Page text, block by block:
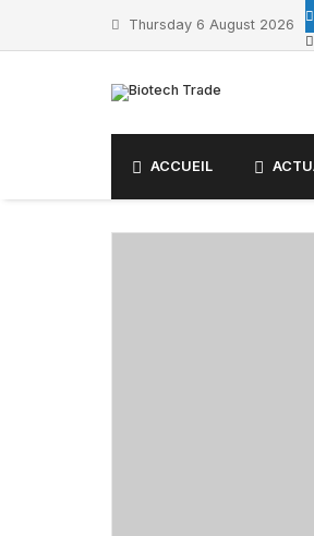
content
Thursday 6 August 2026
ACCUEIL